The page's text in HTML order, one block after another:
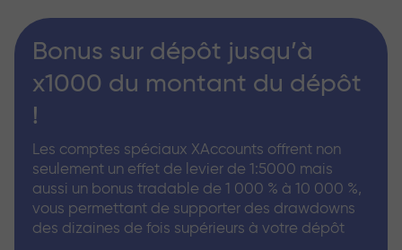
Bonus sur dépôt jusqu’à
x1000 du montant du dépôt
!
Les comptes spéciaux XAccounts offrent non
seulement un effet de levier de 1:5000 mais
aussi un bonus tradable de 1 000 % à 10 000 %,
vous permettant de supporter des drawdowns
des dizaines de fois supérieurs à votre dépôt